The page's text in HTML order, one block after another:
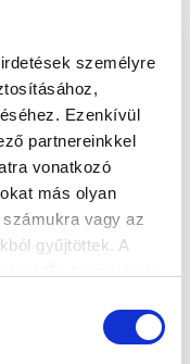
személyre
Ezenkívül
partnereinkkel
vonatkozó
más olyan
vagy az
gyűjtöttek. A